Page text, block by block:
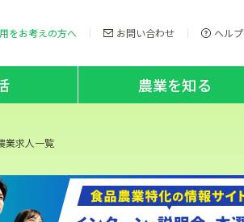
をお考えの方へ お問い合わせ ヘルプ
農業を知る
業求人一覧